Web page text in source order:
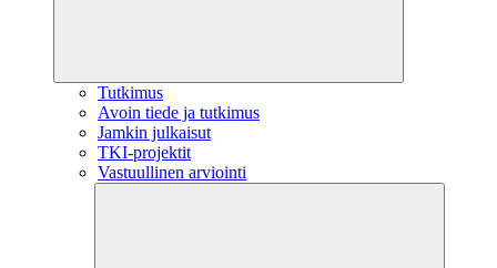
Tutkimus
Avoin tiede ja tutkimus
Jamkin julkaisut
TKI-projektit
Vastuullinen arviointi